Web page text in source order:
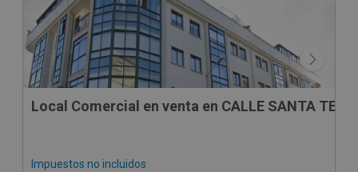
Local Comercial en venta en CALLE SANTA
Impuestos no incluidos